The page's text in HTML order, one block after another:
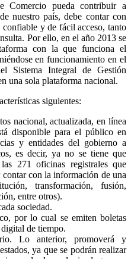
Comercio pueda contribuir a
nuestro país, debe contar con
y de fácil acceso, tanto
Por ello, en el año 2013 se
con la que funciona el
en funcionamiento en el
Sistema Integral de Gestión
una sola plataforma nacional.
siguientes:
nacional, actualizada, en línea
disponible para el público en
y entidades del gobierno a
es decir, ya no se tiene que
271 oficinas registrales que
con la información de una
transformación, fusión,
entre otros).
sociedad.
por lo cual se emiten boletas
de tiempo.
Lo anterior, promoverá y
ya que se podrán realizar